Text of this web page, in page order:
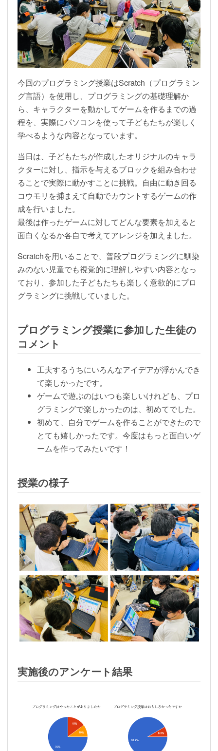
今回のプログラミング授業はScratch（プログラミン
グ言語）を使用し、プログラミングの基礎理解か
ら、キャラクターを動かしてゲームを作るまでの過
程を、実際にパソコンを使って子どもたちが楽しく
学べるような内容となっています。
当日は、子どもたちが作成したオリジナルのキャラ
クターに対し、指示を与えるブロックを組み合わせ
ることで実際に動かすことに挑戦。自由に動き回る
コウモリを捕まえて自動でカウントするゲームの作
成を行いました。
最後は作ったゲームに対してどんな要素を加えると
面白くなるか各自で考えてアレンジを加えました。
Scratchを用いることで、普段プログラミングに馴染
みのない児童でも視覚的に理解しやすい内容となっ
ており、参加した子どもたちも楽しく意欲的にプロ
グラミングに挑戦していました。
プログラミング授業に参加した生徒の
コメント
工夫するうちにいろんなアイデアが浮かんでき
て楽しかったです。
ゲームで遊ぶのはいつも楽しいけれども、プロ
グラミングで楽しかったのは、初めてでした。
初めて、自分でゲームを作ることができたので
とても嬉しかったです。今度はもっと面白いゲ
ームを作ってみたいです！
授業の様子
実施後のアンケート結果